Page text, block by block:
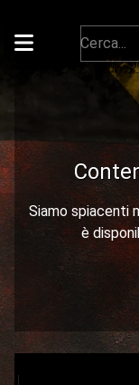
Siamo spiacenti
è